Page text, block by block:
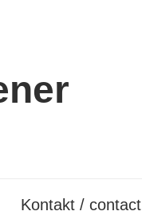
Kontakt / contact